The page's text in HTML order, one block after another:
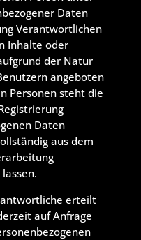
Daten
Verantwortlichen
Inhalte oder
der Natur
angeboten
Personen steht die
Daten
aus dem
erteilt
auf Anfrage